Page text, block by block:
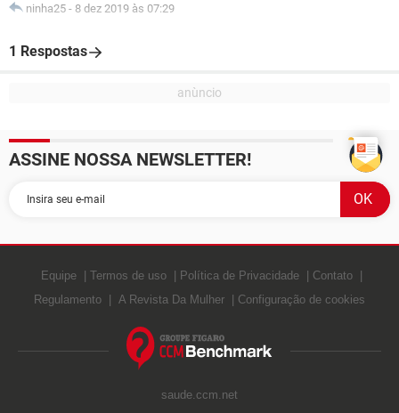
ninha25 - 8 dez 2019 às 07:29
1 Respostas
ASSINE NOSSA NEWSLETTER!
Equipe Termos de uso Política de Privacidade
Contato
Regulamento
A Revista Da Mulher Configuração de cookies
saude.ccm.net